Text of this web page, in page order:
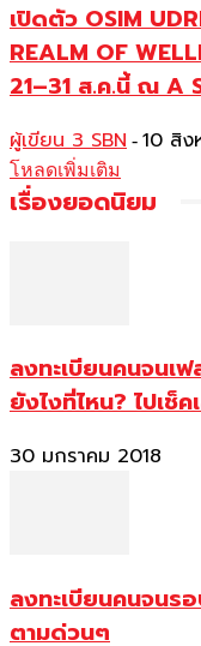
เปิดตัว OSIM
REALM OF
21–31 ส.ค.นี้ ณ A
ผู้เขียน 3 SBN - 10 สิ
โหลดเพิ่มเติม
เรื่องยอดนิยม
ลงทะเบียนคนจนเฟ
ยังไงที่ไหน? ไปเช็ค
30 มกราคม 2018
ลงทะเบียนคนจนร
ตามด่วนๆ